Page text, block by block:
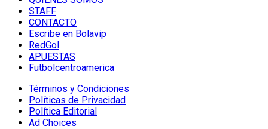
STAFF
CONTACTO
Escribe en Bolavip
RedGol
APUESTAS
Futbolcentroamerica
Términos y Condiciones
Políticas de Privacidad
Política Editorial
Ad Choices